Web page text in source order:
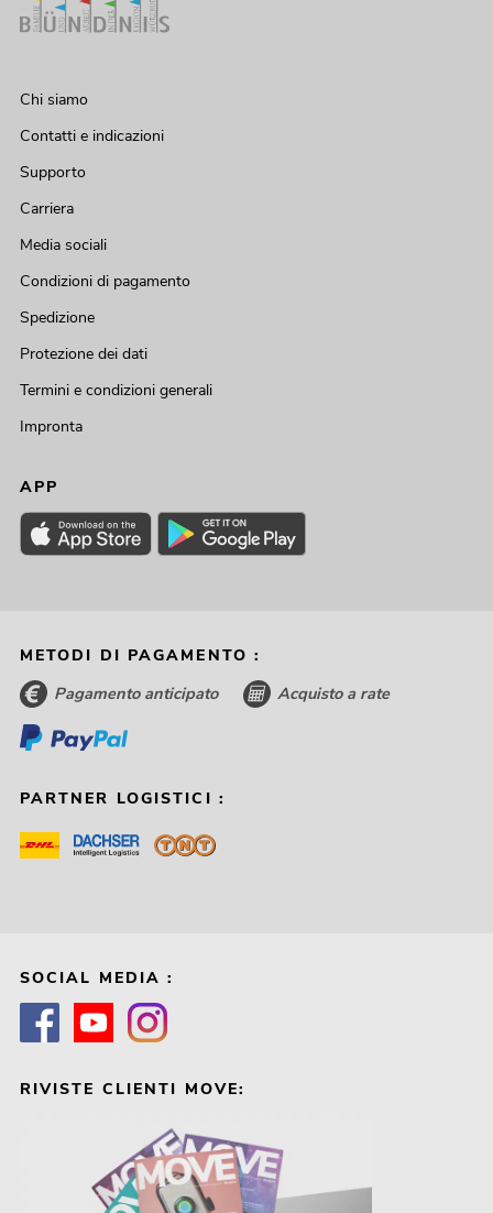
Chi siamo
Contatti e indicazioni
Supporto
Carriera
Media sociali
Condizioni di pagamento
Spedizione
Protezione dei dati
Termini e condizioni generali
Impronta
APP
METODI DI PAGAMENTO :
Pagamento anticipato Acquisto a rate
PARTNER LOGISTICI :
SOCIAL MEDIA :
RIVISTE CLIENTI MOVE: